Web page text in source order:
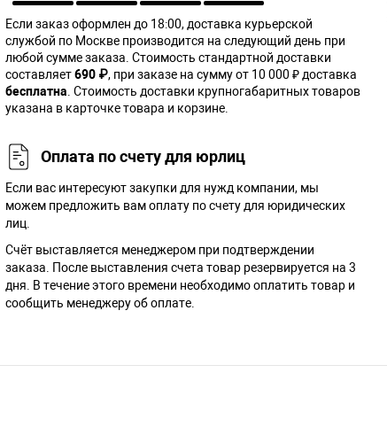
Если заказ оформлен до 18:00, доставка курьерской
службой по Москве производится на следующий день при
любой сумме заказа. Cтоимость стандартной доставки
составляет690 ₽, при заказе на сумму от 10 000 ₽ доставка
бесплатна . Стоимость доставки крупногабаритных товаров
указана в карточке товара и корзине.
Оплата по счету для юрлиц
Если вас интересуют закупки для нужд компании, мы
можем предложить вам оплату по счету для юридических
лиц.
Счёт выставляется менеджером при подтверждении
заказа. После выставления счета товар резервируется на 3
дня. В течение этого времени необходимо оплатить товар и
сообщить менеджеру об оплате.